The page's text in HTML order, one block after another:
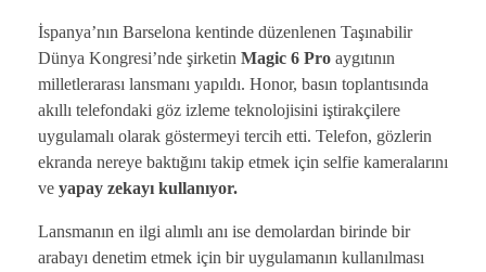
İspanya’nın Barselona kentinde düzenlenen Taşınabilir
Dünya Kongresi’nde şirketin Magic 6 Pro aygıtının
milletlerarası lansmanı yapıldı. Honor, basın toplantısında
akıllı telefondaki göz izleme teknolojisini iştirakçilere
uygulamalı olarak göstermeyi tercih etti. Telefon, gözlerin
ekranda nereye baktığını takip etmek için selfie kameralarını
ve yapay zekayı kullanıyor.
Lansmanın en ilgi alımlı anı ise demolardan birinde bir
arabayı denetim etmek için bir uygulamanın kullanılması